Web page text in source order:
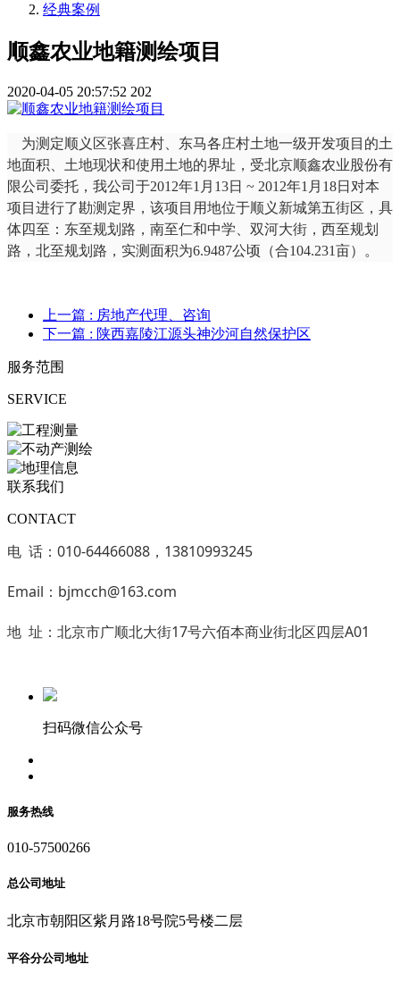
经典案例
顺鑫农业地籍测绘项目
2020-04-05 20:57:52 202
为测定顺义区张喜庄村、东马各庄村土地一级开发项目的土
地面积、土地现状和使用土地的界址，受北京顺鑫农业股份有
限公司委托，我公司于2012年1月13日 ~ 2012年1月18日对本
项目进行了勘测定界，该项目用地位于顺义新城第五街区，具
体四至：东至规划路，南至仁和中学、双河大街，西至规划
路，北至规划路，实测面积为6.9487公顷（合104.231亩）。
上一篇 : 房地产代理、咨询
下一篇 : 陕西嘉陵江源头神沙河自然保护区
服务范围
SERVICE
联系我们
CONTACT
电 话：010-64466088，13810993245
Email：bjmcch@163.com
地 址：北京市广顺北大街17号六佰本商业街北区四层A01
扫码微信公众号
服务热线
010-57500266
总公司地址
北京市朝阳区紫月路18号院5号楼二层
平谷分公司地址